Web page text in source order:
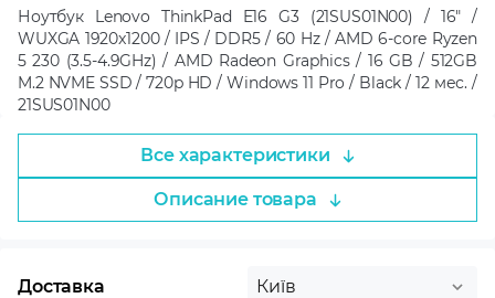
Ноутбук Lenovo ThinkPad E16 G3 (21SUS01N00) / 16" /
WUXGA 1920x1200 / IPS / DDR5 / 60 Hz / AMD 6-core Ryzen
5 230 (3.5-4.9GHz) / AMD Radeon Graphics / 16 GB / 512GB
M.2 NVME SSD / 720p HD / Windows 11 Pro / Black / 12 мес. /
21SUS01N00
Все характеристики
Описание товара
Доставка Київ